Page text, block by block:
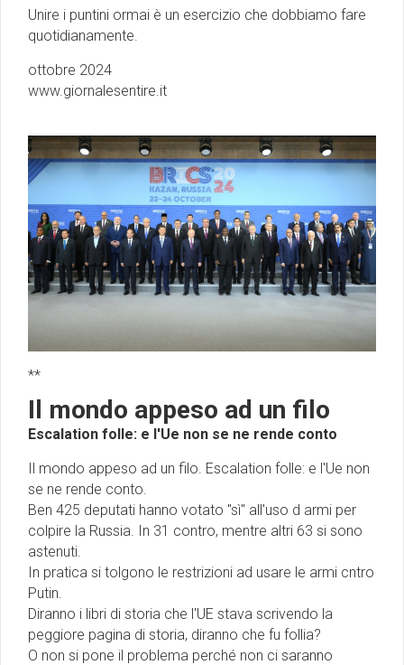
Unire i puntini ormai è un esercizio che dobbiamo fare
quotidianamente.
ottobre 2024
www.giornalesentire.it
**
Il mondo appeso ad un filo
Escalation folle: e l'Ue non se ne rende conto
Il mondo appeso ad un filo. Escalation folle: e l'Ue non
se ne rende conto.
Ben 425 deputati hanno votato ''sì'' all'uso d armi per
colpire la Russia. In 31 contro, mentre altri 63 si sono
astenuti.
In pratica si tolgono le restrizioni ad usare le armi cntro
Putin.
Diranno i libri di storia che l'UE stava scrivendo la
peggiore pagina di storia, diranno che fu follia?
O non si pone il problema perché non ci saranno